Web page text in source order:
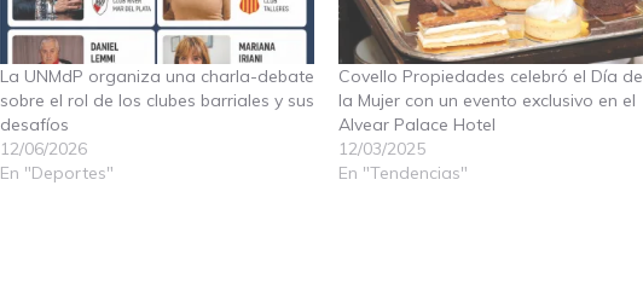
La UNMdP organiza una charla-debate
sobre el rol de los clubes barriales y sus
desafíos
12/06/2026
En "Deportes"
Covello Propiedades celebró el Día de
la Mujer con un evento exclusivo en el
Alvear Palace Hotel
12/03/2025
En "Tendencias"